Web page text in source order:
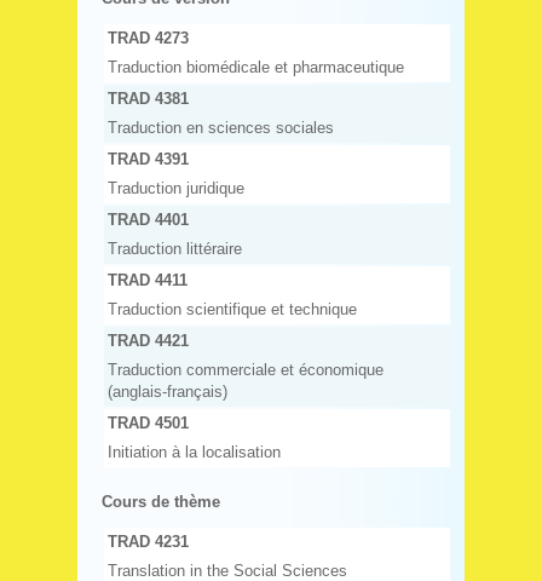
TRAD 4273
Traduction biomédicale et pharmaceutique
TRAD 4381
Traduction en sciences sociales
TRAD 4391
Traduction juridique
TRAD 4401
Traduction littéraire
TRAD 4411
Traduction scientifique et technique
TRAD 4421
Traduction commerciale et économique
(anglais-français)
TRAD 4501
Initiation à la localisation
Cours de thème
TRAD 4231
Translation in the Social Sciences